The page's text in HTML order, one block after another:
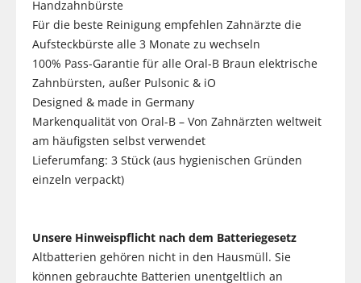
Handzahnbürste
Für die beste Reinigung empfehlen Zahnärzte die
Aufsteckbürste alle 3 Monate zu wechseln
100% Pass-Garantie für alle Oral-B Braun elektrische
Zahnbürsten, außer Pulsonic & iO
Designed & made in Germany
Markenqualität von Oral-B – Von Zahnärzten weltweit
am häufigsten selbst verwendet
Lieferumfang: 3 Stück (aus hygienischen Gründen
einzeln verpackt)
Unsere Hinweispflicht nach dem Batteriegesetz
Altbatterien gehören nicht in den Hausmüll. Sie
können gebrauchte Batterien unentgeltlich an